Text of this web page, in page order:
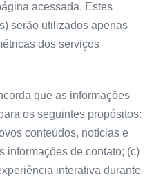
acessada. Estes
serão utilizados apenas
dos serviços
que as informações
os seguintes propósitos:
conteúdos, notícias e
informações de contato; (c)
interativa durante